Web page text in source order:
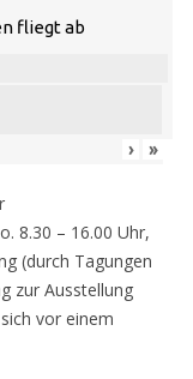
fliegt ab
› »
8.30 – 16.00 Uhr,
(durch Tagungen
zur Ausstellung
vor einem